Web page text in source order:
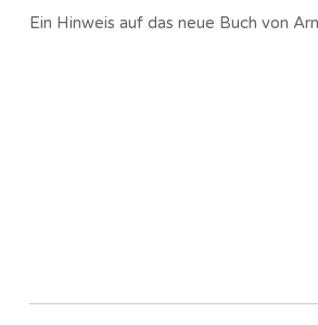
Ein Hinweis auf das neue Buch von